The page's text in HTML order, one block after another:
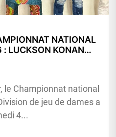
NATIONAL
LUCKSON KONAN
le Championnat national
de jeu de dames a
4...